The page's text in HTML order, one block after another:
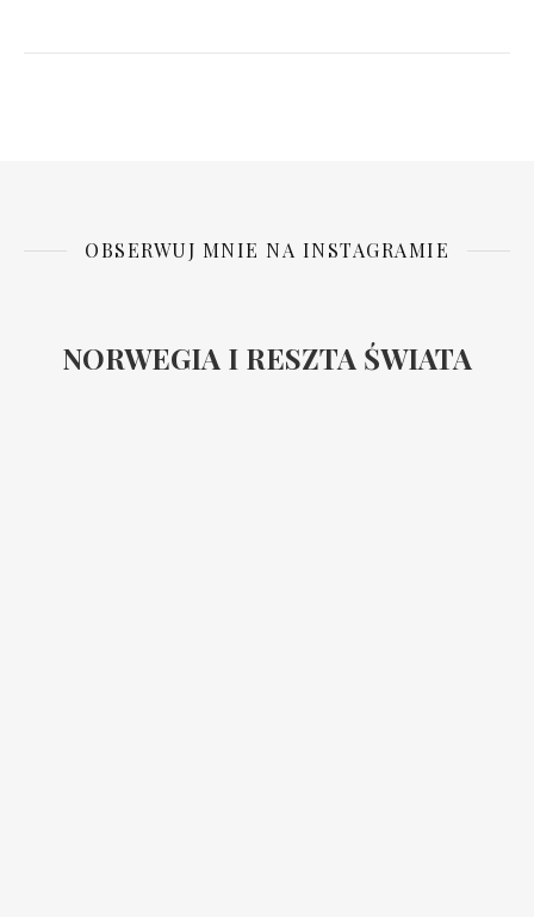
OBSERWUJ MNIE NA INSTAGRAMIE
NORWEGIA I RESZTA ŚWIATA